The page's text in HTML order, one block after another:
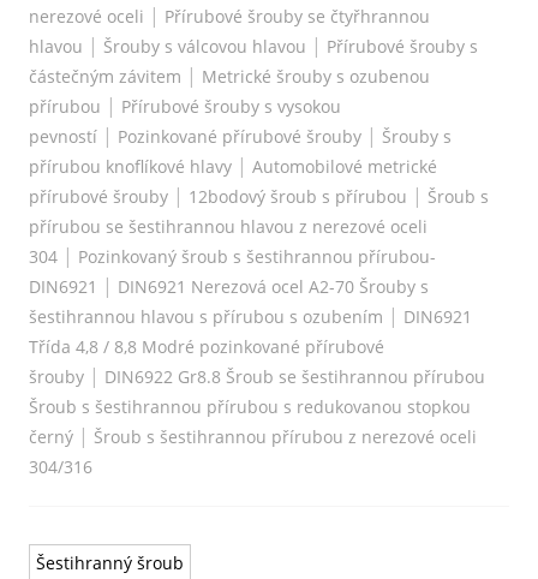
nerezové oceli | Přírubové šrouby se čtyřhrannou
hlavou | Šrouby s válcovou hlavou | Přírubové šrouby s
částečným závitem | Metrické šrouby s ozubenou
přírubou | Přírubové šrouby s vysokou
pevností| Pozinkované přírubové šrouby| Šrouby s
přírubou knoflíkové hlavy| Automobilové metrické
přírubové šrouby| 12bodový šroub s přírubou | Šroub s
přírubou se šestihrannou hlavou z nerezové oceli
304| Pozinkovaný šroub s šestihrannou přírubou-
DIN6921 | DIN6921 Nerezová ocel A2-70 Šrouby s
šestihrannou hlavou s přírubou s ozubením | DIN6921
Třída 4,8 / 8,8 Modré pozinkované přírubové
šrouby| DIN6922 Gr8.8 Šroub se šestihrannou přírubou
Šroub s šestihrannou přírubou s redukovanou stopkou
černý| Šroub s šestihrannou přírubou z nerezové oceli
304/316
Šestihranný šroub